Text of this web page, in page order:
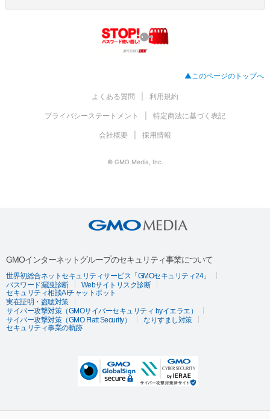
▲このページのトップへ
よくある質問 利用規約
プライバシーステートメント 特定商法に基づく表記
会社概要 採用情報
© GMO Media, Inc.
GMOインターネットグループのセキュリティ事業について
世界初総合ネットセキュリティサービス「GMOセキュリティ24」
パスワード漏洩診断
Webサイトリスク診断
セキュリティ相談AIチャットボット
実在証明・盗聴対策
サイバー攻撃対策（GMOサイバーセキュリティ byイエラエ）
サイバー攻撃対策（GMO Flatt Security）
なりすまし対策
セキュリティ事業の軌跡